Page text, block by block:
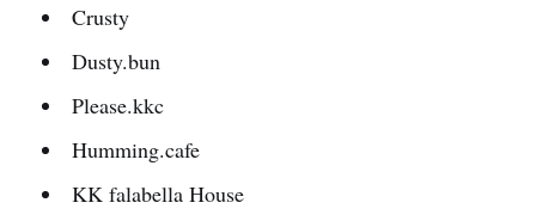
Crusty
Dusty.bun
Please.kkc
Humming.cafe
KK falabella House